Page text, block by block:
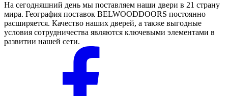
На сегодняшний день мы поставляем наши двери в 21 страну
мира. География поставок BELWOODDOORS постоянно
расширяется. Качество наших дверей, а также выгодные
условия сотрудничества являются ключевыми элементами в
развитии нашей сети.